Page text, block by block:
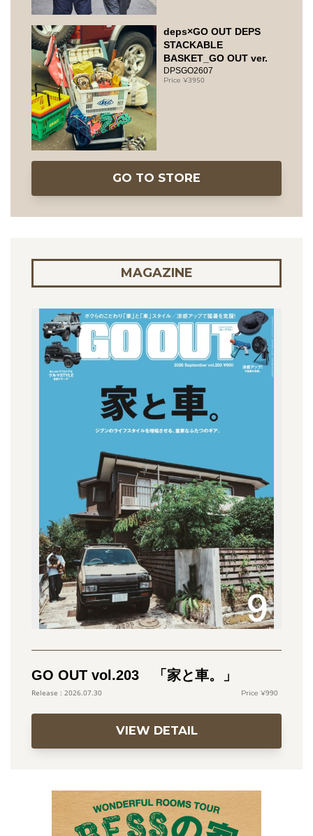
deps×GO OUT DEPS
STACKABLE
BASKET_GO OUT ver.
DPSGO2607
3950
GO TO STORE
MAGAZINE
GO OUT vol.203 「家と車。」
2026.07.30 990
VIEW DETAIL